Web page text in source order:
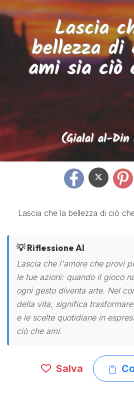
Lascia che la bellezza di ciò
💡 Riflessione AI
Lascia che l'amore che provi
le tue azioni: quando il gioco
ogni gesto diventa arte. Nel
della vita, significa
e le scelte quotidiane in
ciò che ami.
Salva